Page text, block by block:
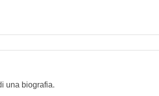
una biografia.